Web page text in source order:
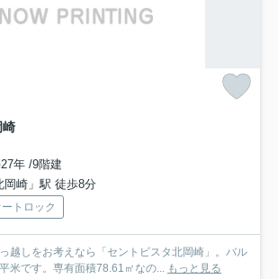
崎
年 /9階建
岡崎」駅 徒歩8分
ートロック
越しをお考えなら「セントビスタ北岡崎」。バル
米です。専有面積78.61㎡なの...
もっと見る